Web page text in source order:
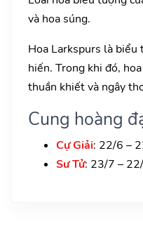
và hoa súng.
Hoa Larkspurs là biểu
hiến. Trong khi đó,
thuần khiết và ngây
Cung hoàng
Cự Giải: 22/6 –
Sư Tử: 23/7 –